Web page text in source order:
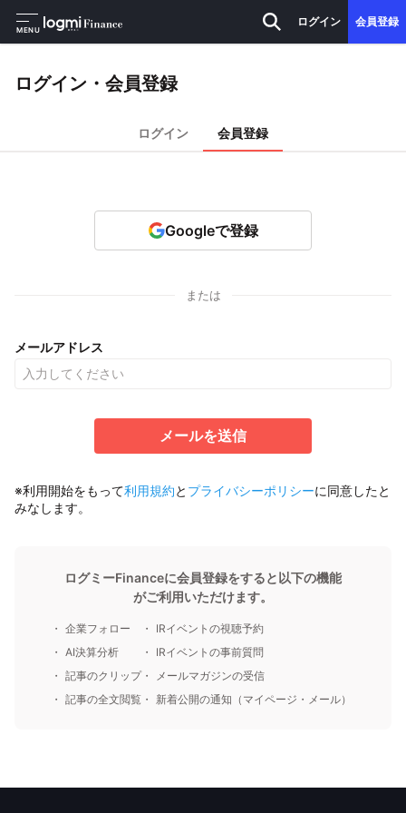
MENU
ログイン 会員登録
ログイン・会員登録
ログイン 会員登録
Googleで登録
または
メールアドレス
メールを送信
※利用開始をもって利用規約と プライバシーポリシーに同意したと
みなします。
ログミーFinanceに会員登録をすると以下の機能
がご利用いただけます。
企業フォロー
AI決算分析
記事のクリップ
記事の全文閲覧
IRイベントの視聴予約
IRイベントの事前質問
メールマガジンの受信
新着公開の通知（マイページ・メール）